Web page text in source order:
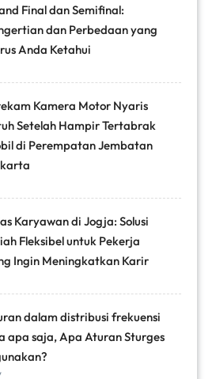
Final dan Semifinal:
dan Perbedaan yang
Anda Ketahui
Kamera Motor Nyaris
Setelah Hampir Tertabrak
di Perempatan Jembatan
Karyawan di Jogja: Solusi
Fleksibel untuk Pekerja
Ingin Meningkatkan Karir
dalam distribusi frekuensi
apa saja, Apa Aturan Sturges